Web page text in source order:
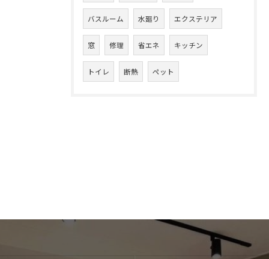
バスルーム 水廻り エクステリア
窓 修理 省エネ キッチン
トイレ 断熱 ペット